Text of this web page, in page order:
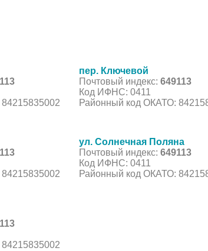
пер. Ключевой
Почтовый индекс: 649113
Код ИФНС: 0411
Районный код ОКАТО:
ул. Солнечная Поляна
Почтовый индекс: 649113
Код ИФНС: 0411
Районный код ОКАТО: